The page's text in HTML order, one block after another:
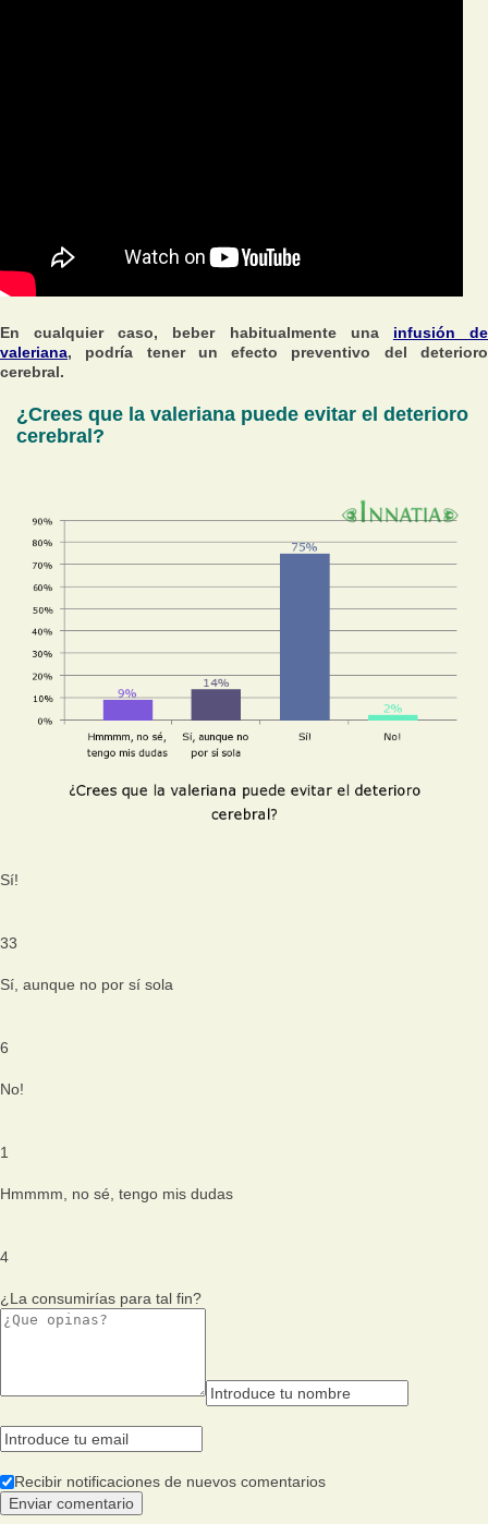
En cualquier caso, beber habitualmente una infusión de
valeriana, podría tener un efecto preventivo del deterioro
cerebral.
¿Crees que la valeriana puede evitar el deterioro
cerebral?
Sí!
33
Sí, aunque no por sí sola
6
No!
1
Hmmmm, no sé, tengo mis dudas
4
¿La consumirías para tal fin?
Recibir notificaciones de nuevos comentarios